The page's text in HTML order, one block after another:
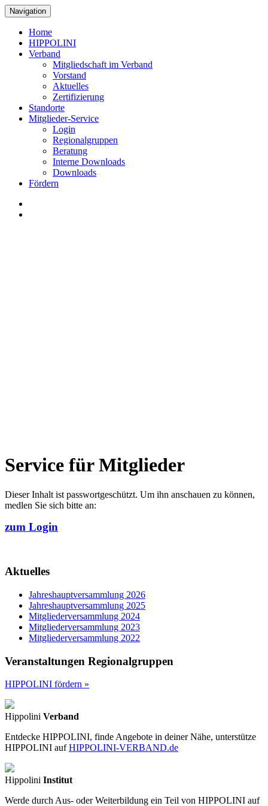
Navigation
Home
HIPPOLINI
Verband
Mitgliedschaft im Verband
Vorstand
Aktuelles
Zertifizierung
Standorte
Mitglieder-Service
Login
Regionalgruppen
Beratung
Interne Downloads
Downloads
Fördern
Service für Mitglieder
Dieser Inhalt ist passwortgeschützt. Um ihn anschauen zu können,
medlen Sie sich bitte an:
zum Login
Aktuelles
Jahreshauptversammlung 2026
Jahreshauptversammlung 2025
Mitgliederversammlung 2024
Mitgliederversammlung 2023
Mitgliederversammlung 2022
Veranstaltungen Regionalgruppen
HIPPOLINI fördern »
Hippolini Verband
Entdecke HIPPOLINI, finde Angebote in deiner Nähe, unterstütze
HIPPOLINI aufHIPPOLINI-VERBAND.de
Hippolini Institut
Werde durch Aus- oder Weiterbildung ein Teil von HIPPOLINI auf